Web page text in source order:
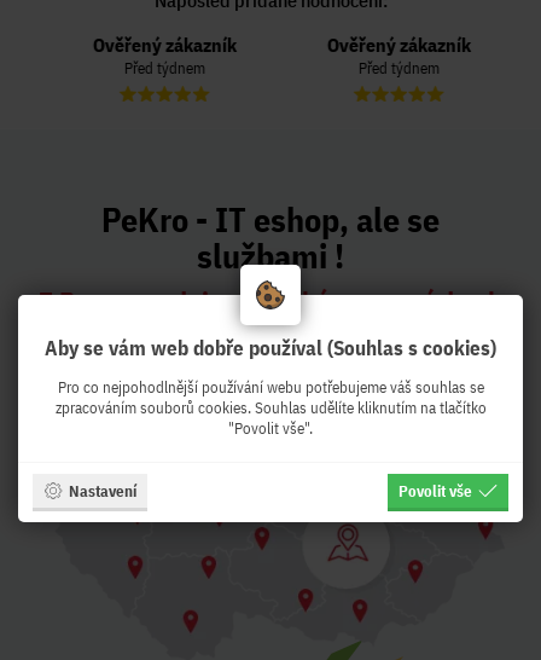
Ověřený zákazník
Před týdnem
Ověřený zákazník
Před týdnem
PeKro - IT eshop, ale se
službami !
Z Brna expedujeme druhý pracovní den k
Vám !
Aby se vám web dobře používal (Souhlas s cookies)
Pro co nejpohodlnější používání webu potřebujeme váš souhlas se
zpracováním souborů cookies. Souhlas udělíte kliknutím na tlačítko
"Povolit vše".
Nastavení Povolit vše